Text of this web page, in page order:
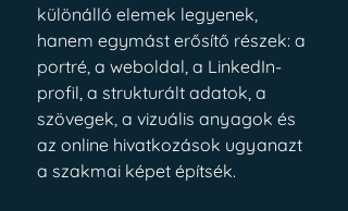
különálló elemek legyenek,
hanem egymást erősítő részek: a
portré, a weboldal, a LinkedIn-
profil, a strukturált adatok, a
szövegek, a vizuális anyagok és
az online hivatkozások ugyanazt
a szakmai képet építsék.